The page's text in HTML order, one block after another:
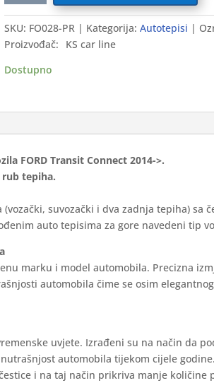
tepisi
FORD
Transit
Connect
Premium
SKU: FO028-PR Kategorija: Autotepisi
Proizvođač:
KS car line
Dostupno
FORD Transit Connect 2014->.
tepiha.
suvozački i dva zadnja tepiha) sa
auto tepisima za gore navedeni tip
marku i model automobila. Precizna
automobila čime se osim
uvjete. Izrađeni su na način da
automobila tijekom cijele
i na taj način prikriva manje količine